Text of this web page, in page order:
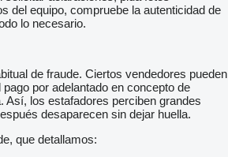
del equipo, compruebe la autenticidad de
lo necesario.
de fraude. Ciertos vendedores pueden
por adelantado en concepto de
Así, los estafadores perciben grandes
desaparecen sin dejar huella.
que detallamos: